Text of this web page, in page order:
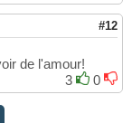
#12
de l'amour!
3
0